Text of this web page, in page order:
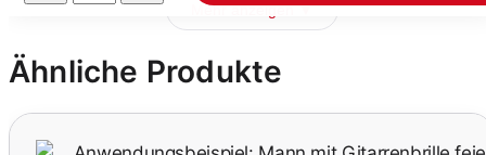
Mehr anzeigen ▼
Ähnliche Produkte